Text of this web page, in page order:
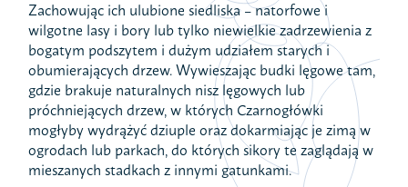
Zachowując ich ulubione siedliska – natorfowe i
wilgotne lasy i bory lub tylko niewielkie zadrzewienia z
bogatym podszytem i dużym udziałem starych i
obumierających drzew. Wywieszając budki lęgowe tam,
gdzie brakuje naturalnych nisz lęgowych lub
próchniejących drzew, w których Czarnogłówki
mogłyby wydrążyć dziuple oraz dokarmiając je zimą w
ogrodach lub parkach, do których sikory te zaglądają w
mieszanych stadkach z innymi gatunkami.